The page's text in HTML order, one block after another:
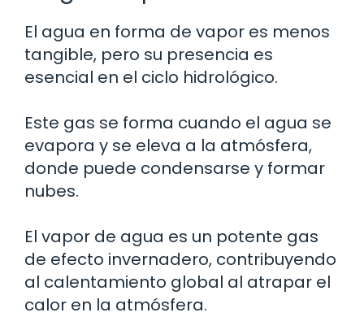
El agua en forma de vapor es menos
tangible, pero su presencia es
esencial en el ciclo hidrológico.
Este gas se forma cuando el agua se
evapora y se eleva a la atmósfera,
donde puede condensarse y formar
nubes.
El vapor de agua es un potente gas
de efecto invernadero, contribuyendo
al calentamiento global al atrapar el
calor en la atmósfera.